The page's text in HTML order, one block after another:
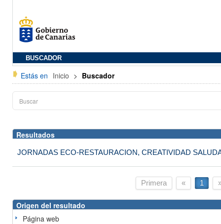
BUSCADOR
Estás en Inicio > Buscador
Resultados
JORNADAS ECO-RESTAURACION, CREATIVIDAD
Primera « 1
Origen del resultado
Página web